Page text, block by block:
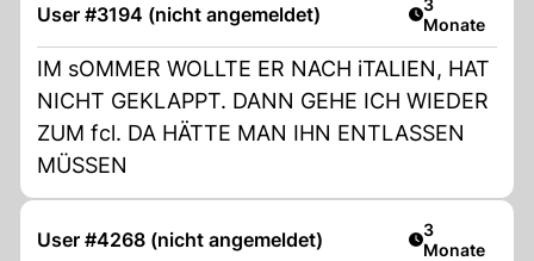
User #3194 (nicht angemeldet)
3
Monate
IM sOMMER WOLLTE ER NACH iTALIEN, HAT
NICHT GEKLAPPT. DANN GEHE ICH WIEDER
ZUM fcl. DA HÄTTE MAN IHN ENTLASSEN
MÜSSEN
User #4268 (nicht angemeldet) Artikel
3
Monate